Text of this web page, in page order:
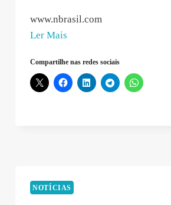
www.nbrasil.com
Ler Mais
–
2019-
Compartilhe nas redes sociais
NOTÍCIAS